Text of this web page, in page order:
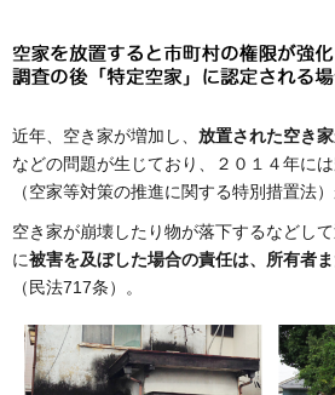
近年、空き家が増加し、 放置された空き
などの問題が生じており、２０１４年には
（空家等対策の推進に関する特別措置法
空き家が崩壊したり物が落下するなどし
に被害を及ぼした場合の責任は、所有者
（民法717条）。